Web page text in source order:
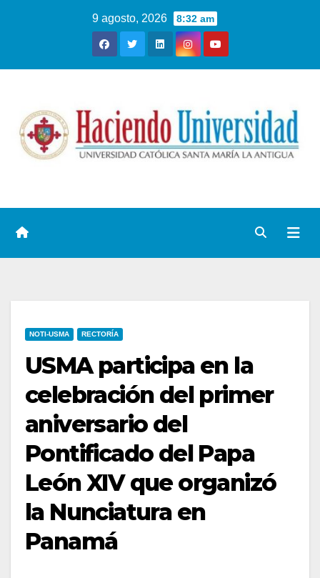
9 agosto, 2026 8:32 am
NOTI-USMA RECTORÍA
USMA participa en la
celebración del primer
aniversario del
Pontificado del Papa
León XIV que organizó
la Nunciatura en
Panamá